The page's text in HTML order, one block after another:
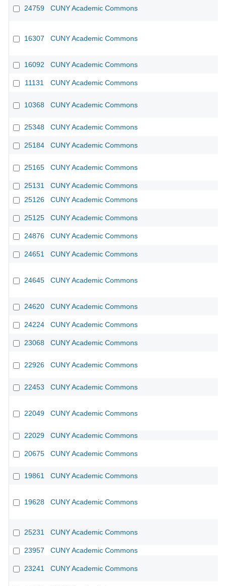
24759 CUNY Academic Commons
16307 CUNY Academic Commons
16092 CUNY Academic Commons
11131 CUNY Academic Commons
10368 CUNY Academic Commons
25348 CUNY Academic Commons
25184 CUNY Academic Commons
25165 CUNY Academic Commons
25131
CUNY Academic Commons
25126
CUNY Academic Commons
25125 CUNY Academic Commons
24876 CUNY Academic Commons
24651 CUNY Academic Commons
24645 CUNY Academic Commons
24620 CUNY Academic Commons
24224 CUNY Academic Commons
23068 CUNY Academic Commons
22926 CUNY Academic Commons
22453 CUNY Academic Commons
22049 CUNY Academic Commons
22029 CUNY Academic Commons
20675 CUNY Academic Commons
19861 CUNY Academic Commons
19628 CUNY Academic Commons
25231 CUNY Academic Commons
23957 CUNY Academic Commons
23241 CUNY Academic Commons